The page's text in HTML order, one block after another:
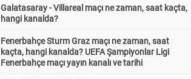
Galatasaray - Villareal maçı ne zaman, saat kaçta,
hangi kanalda?
Fenerbahçe Sturm Graz maçı ne zaman, saat
kaçta, hangi kanalda? UEFA Şampiyonlar Ligi
Fenerbahçe maçı yayın kanalı ve tarihi